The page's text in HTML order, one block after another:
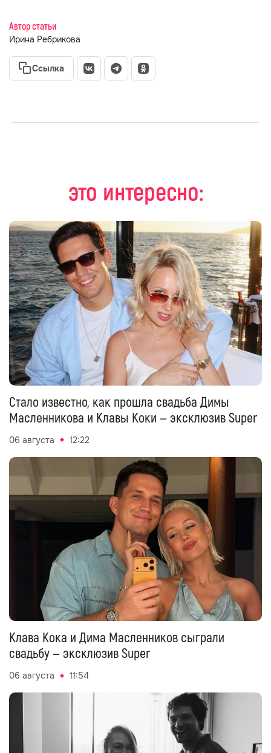
Автор статьи
Ирина Ребрикова
Ссылка
это интересно:
Стало известно, как прошла свадьба Димы
Масленникова и Клавы Коки — эксклюзив Super
06 августа 12:22
Клава Кока и Дима Масленников сыграли
свадьбу — эксклюзив Super
06 августа 11:54